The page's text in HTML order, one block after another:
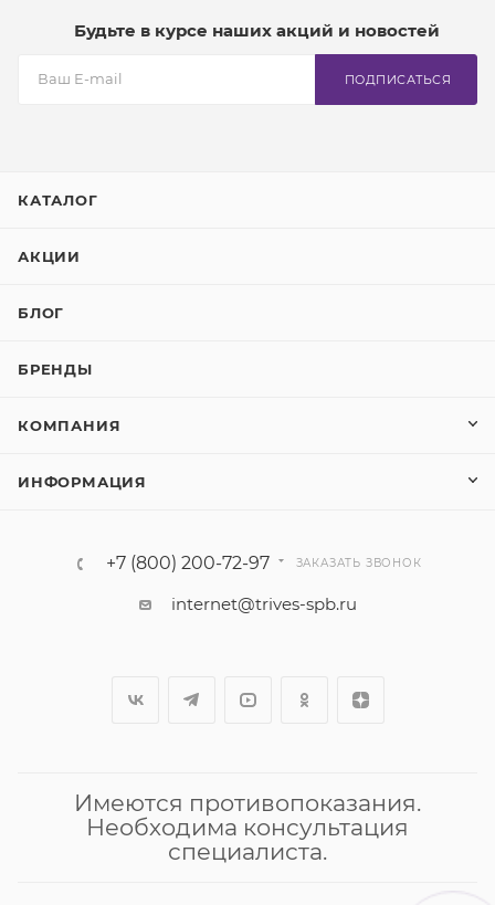
Будьте в курсе наших акций и новостей
ПОДПИСАТЬСЯ
КАТАЛОГ
АКЦИИ
БЛОГ
БРЕНДЫ
КОМПАНИЯ
ИНФОРМАЦИЯ
+7 (800) 200-72-97 ЗАКАЗАТЬ ЗВОНОК
internet@trives-spb.ru
Имеются противопоказания.
Необходима консультация
специалиста.